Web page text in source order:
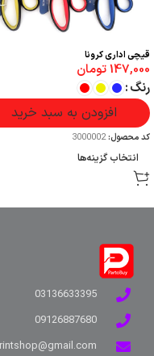
قیچی اداری کرونا
147,000تومان
رنگ
افزودن به سبد خرید
کد محصول:3000002
انتخاب گزینه‌ها
03136633395
09126887680